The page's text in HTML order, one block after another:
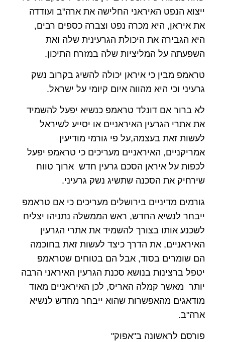
ייצוא הנפט האיראני החלישה את ארה"ב ועודדה
את איראן, היא מכרה נפט וצברה כספים רבים,
היא הגבירה את היכולת הגרעינית שלה ואת
השפעתה על המליציות שלה במזרח התיכון.
טראמפ מבין כי איראן יכולה להשיג בקרוב נשק
גרעיני וכי היא מהווה איום קיומי על ישראל.
לא ברור אם דונלד טראמפ כנשיא יפעל להשמיד
את אתרי הגרעין האיראניים או יסייע לשיראל
לעשות זאת בעצמה,על פי גורמי מודיעין
אמריקניים, האיראניים מעריכים כי טראמפ יפעל
לכפות על איראן הסכם גרעין חדש ארוך טווח
שירחיק את הסכנה שתשיג נשק גרעיני.
גורמים מדיניים בירושלים מעריכים כי אם טראמפ
ייבחר לנשיא החדש, ראש הממשלה נתניהו יצליח
לשכנע אותו בצורך להשמיד את אתרי הגרעין
האיראניים, את הדרך כיצד לעשות זאת בחוכמה
הם שומרים בסוד, אבל הם בטוחים שטראמפ
יטפל ברצינות בנושא סכנת הגרעין האיראני הרבה
יותר מאשר קמלה האריס, לכן האיראניים מאוד
מודאגים מהאפשרות שהוא ייבחר מחדש לנשיא
ארה"ב.
פורסם לראשונה ב"אפוק"